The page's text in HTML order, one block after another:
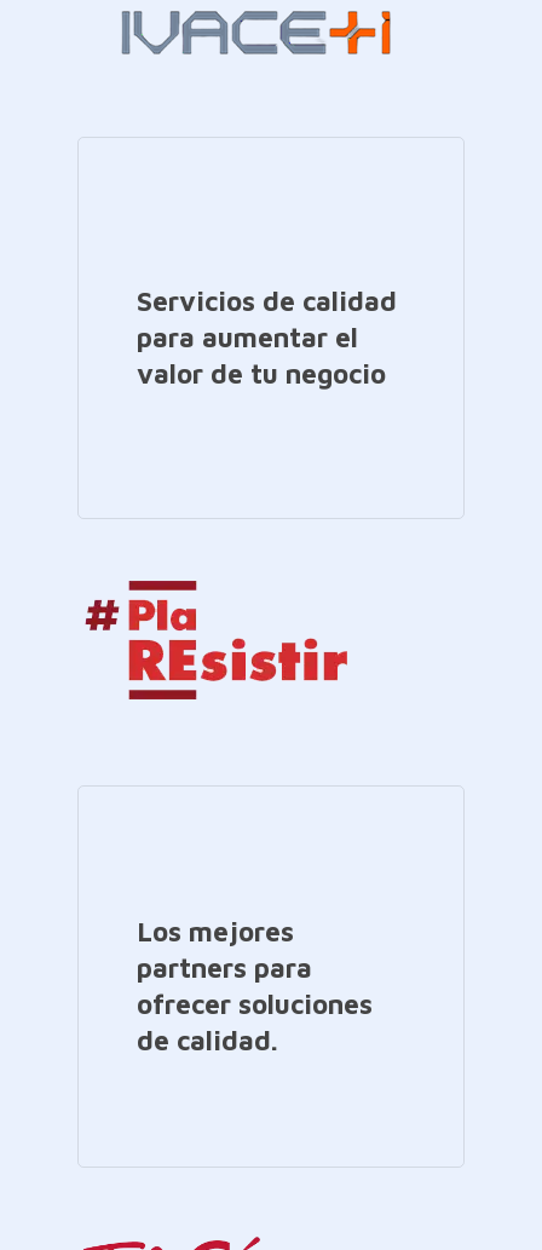
Servicios de calidad
para aumentar el
valor de tu negocio
Los mejores
partners para
ofrecer soluciones
de calidad.